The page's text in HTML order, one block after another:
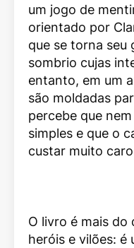
um jogo de
orientado por
que se torna seu
sombrio cujas
entanto, em um
são moldadas
percebe que
simples e que o
custar muito
O livro é mais do
heróis e vilões: é